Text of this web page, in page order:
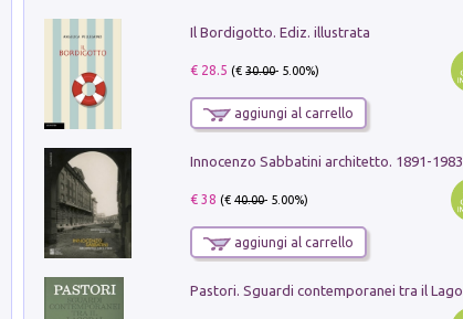
Il Bordigotto. Ediz. illustrata
€ 28.5 (€30.00- 5.00%)
aggiungi al carrello
Innocenzo Sabbatini architetto. 1891-1983
€ 38 (€40.00- 5.00%)
aggiungi al carrello